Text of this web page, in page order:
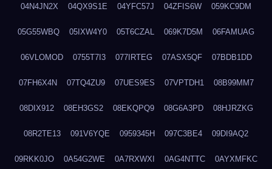
04N4JN2X 04QX9S1E 04YFC57J 04ZFIS6W 059KC9DM
05G55WBQ 05IXW4Y0 05T6CZAL 069K7D5M 06FAMUAG
06VLOMOD 0755T7I3 077IRTEG 07ASX5QF 07BDB1DD
07FH6X4N 07TQ4ZU9 07UES9ES 07VPTDH1 08B99MM7
08DIX912 08EH3GS2 08EKQPQ9 08G6A3PD 08HJRZKG
08R2TE13 091V6YQE 0959345H 097C3BE4 09DI9AQ2
09RKK0JO 0A54G2WE 0A7RXWXI 0AG4NTTC 0AYXMFKC